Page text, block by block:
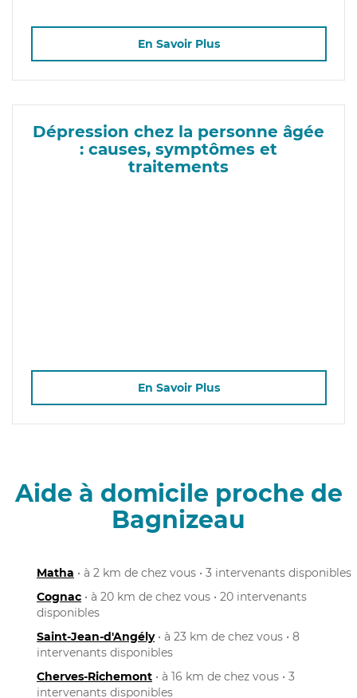
En Savoir Plus
Dépression chez la personne âgée
: causes, symptômes et
traitements
En Savoir Plus
Aide à domicile proche de
Bagnizeau
Matha • à 2 km de chez vous • 3 intervenants disponibles
Cognac • à 20 km de chez vous • 20 intervenants
disponibles
Saint-Jean-d'Angély• à 23 km de chez vous • 8
intervenants disponibles
Cherves-Richemont • à 16 km de chez vous • 3
intervenants disponibles